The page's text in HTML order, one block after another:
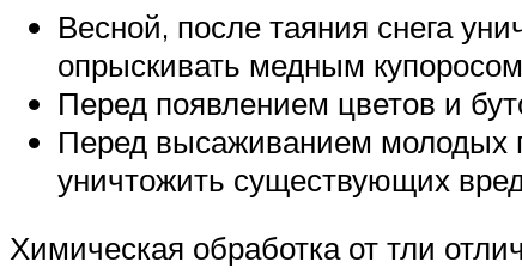
Весной, после таяния снега
опрыскивать медным
Перед появлением цветов и
Перед высаживанием молодых
уничтожить существующих
Химическая обработка от тли